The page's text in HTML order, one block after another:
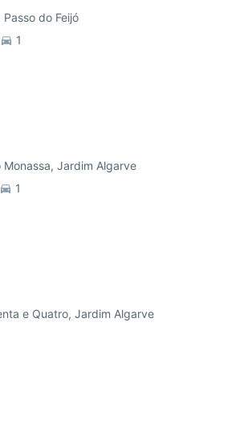
do Feijó
1
Monassa, Jardim Algarve
1
e Quatro, Jardim Algarve